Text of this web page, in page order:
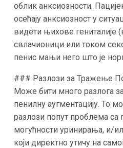
облик анксиозности.
осећају анксиозност у
видети њихове гениталије
свлачионици или током
пенис мањи него што је
### Разлози за Тражење
Може бити много разлога
пенилну аугментацију. То
разлози попут проблема са
могућности уринирања, и/
који директно утичу на